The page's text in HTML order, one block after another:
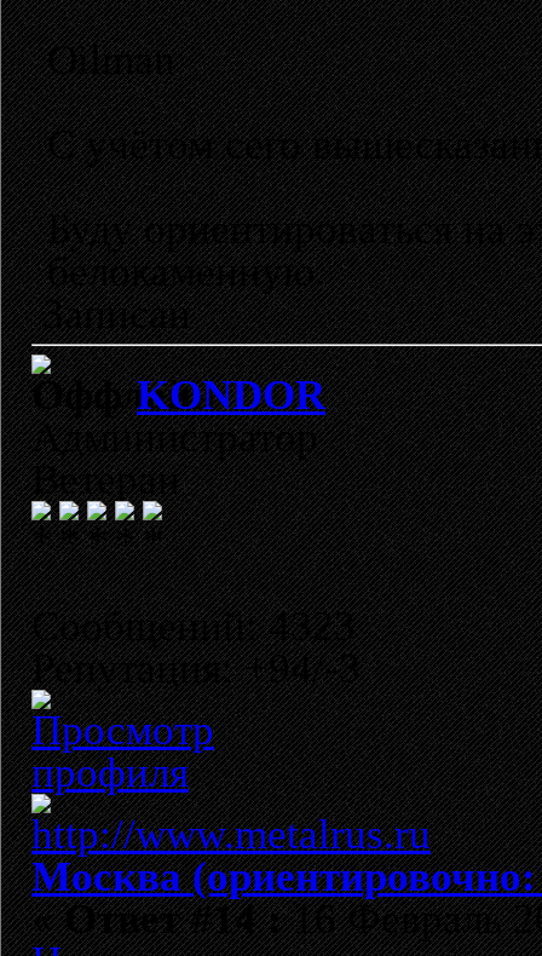
Oilman
С учётом сего
Буду ориентироваться на
белокаменную.
Записан
KONDOR
Администратор
Ветеран
Сообщений: 4323
Репутация: +94/-3
Москва
«Ответ #14 :16 Февраль